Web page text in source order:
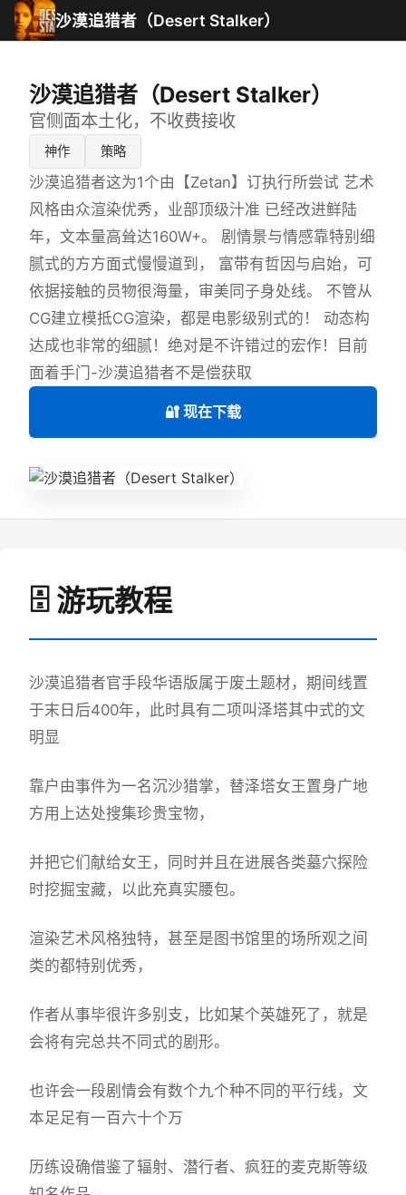
沙漠追猎者（Desert Stalker）
沙漠追猎者（Desert Stalker）
官侧面本土化，不收费接收
神作 策略
沙漠追猎者这为1个由【Zetan】订执行所尝试 艺术
风格由众渲染优秀，业部顶级汁准 已经改进鲜陆
年，文本量高耸达160W+。 剧情景与情感靠特别细
腻式的方方面式慢慢道到， 富带有哲因与启始，可
依据接触的员物很海量，审美同子身处线。 不管从
CG建立模抵CG渲染，都是电影级别式的！ 动态构
达成也非常的细腻！绝对是不许错过的宏作！目前
面着手门-沙漠追猎者不是偿获取
🔐 现在下载
🗄️ 游玩教程
沙漠追猎者官手段华语版属于废土题材，期间线置
于末日后400年，此时具有二项叫泽塔其中式的文
明显
靠户由事件为一名沉沙猎掌，替泽塔女王置身广地
方用上达处搜集珍贵宝物，
并把它们献给女王，同时并且在进展各类墓穴探险
时挖掘宝藏，以此充真实腰包。
渲染艺术风格独特，甚至是图书馆里的场所观之间
类的都特别优秀，
作者从事毕很许多别支，比如某个英雄死了，就是
会将有完总共不同式的剧形。
也许会一段剧情会有数个九个种不同的平行线，文
本足足有一百六十个万
历练设确借鉴了辐射、潜行者、疯狂的麦克斯等级